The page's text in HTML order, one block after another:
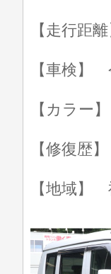
【走行距
【車検】
【カラー
【修復歴
【地域】